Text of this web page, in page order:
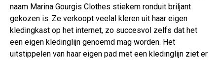
naam Marina Gourgis Clothes stiekem ronduit briljant
gekozen is. Ze verkoopt veelal kleren uit haar eigen
kledingkast op het internet, zo succesvol zelfs dat het
een eigen kledinglijn genoemd mag worden. Het
uitstippelen van haar eigen pad met een kledinglijn ziet er